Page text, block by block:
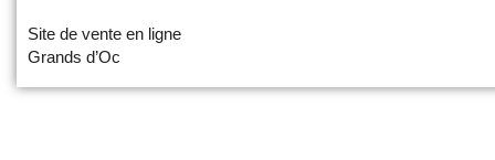
Site de vente en ligne
Grands d’Oc